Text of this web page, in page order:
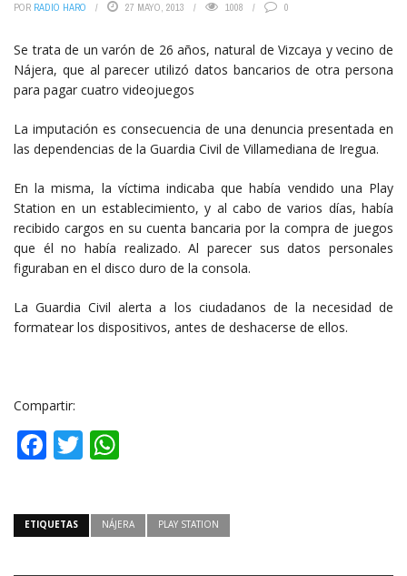
POR RADIO HARO 27 MAYO, 2013 1008 0
Se trata de un varón de 26 años, natural de Vizcaya y vecino de
Nájera, que al parecer utilizó datos bancarios de otra persona
para pagar cuatro videojuegos
La imputación es consecuencia de una denuncia presentada en
las dependencias de la Guardia Civil de Villamediana de Iregua.
En la misma, la víctima indicaba que había vendido una Play
Station en un establecimiento, y al cabo de varios días, había
recibido cargos en su cuenta bancaria por la compra de juegos
que él no había realizado. Al parecer sus datos personales
figuraban en el disco duro de la consola.
La Guardia Civil alerta a los ciudadanos de la necesidad de
formatear los dispositivos, antes de deshacerse de ellos.
Compartir:
Facebook
Twitter
ETIQUETAS NÁJERA PLAY STATION